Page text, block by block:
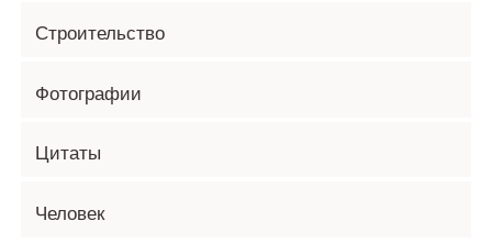
Строительство
Фотографии
Цитаты
Человек